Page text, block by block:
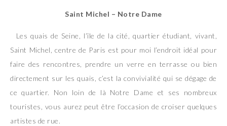
Saint Michel – Notre Dame
Les quais de Seine, l’île de la cité, quartier étudiant, vivant,
Saint Michel, centre de Paris est pour moi l’endroit idéal pour
faire des rencontres, prendre un verre en terrasse ou bien
directement sur les quais, c’est la convivialité qui se dégage de
ce quartier. Non loin de là Notre Dame et ses nombreux
touristes, vous aurez peut être l’occasion de croiser quelques
artistes de rue.